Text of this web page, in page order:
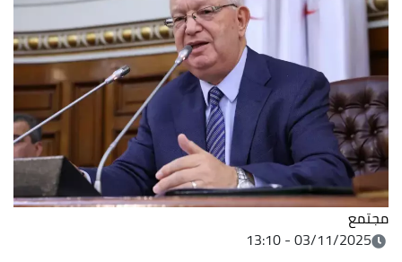
مجتمع
03/11/2025 - 13:10